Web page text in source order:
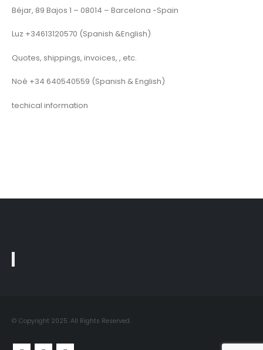
Béjar, 89 Bajos 1 – 08014 – Barcelona -Spain
Luz +34613120570 (Spanish &English)
Quotes, shippings, invoices, , etc.
Noé +34 640540559 (Spanish & English)
techical information
© Copyright 2025. All Rights Reserved.